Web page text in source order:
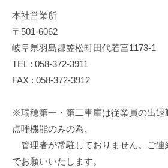
セ
ス
2025
年
4
14
日
by
K.Umeda
本社営業所
〒501-6062
岐阜県羽島郡笠松町田代若宮1173-1
TEL : 058-372-3911
FAX : 058-372-3912
※瑞穂第一・第二車庫は従業員の出退
点呼機能のみの為、
管理者が常駐しておりません。ご連
でお願いいたします。